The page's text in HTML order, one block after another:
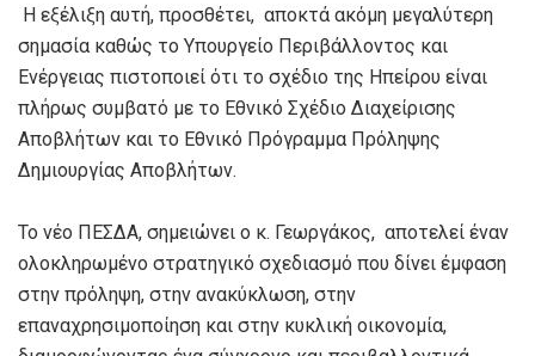
Η εξέλιξη αυτή, προσθέτει, αποκτά ακόμη μεγαλύτερη
σημασία καθώς το Υπουργείο Περιβάλλοντος και
Ενέργειας πιστοποιεί ότι το σχέδιο της Ηπείρου είναι
πλήρως συμβατό με το Εθνικό Σχέδιο Διαχείρισης
Αποβλήτων και το Εθνικό Πρόγραμμα Πρόληψης
Δημιουργίας Αποβλήτων.
Το νέο ΠΕΣΔΑ, σημειώνει ο κ. Γεωργάκος, αποτελεί έναν
ολοκληρωμένο στρατηγικό σχεδιασμό που δίνει έμφαση
στην πρόληψη, στην ανακύκλωση, στην
επαναχρησιμοποίηση και στην κυκλική οικονομία,